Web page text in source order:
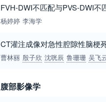
FVH-DWI不匹配与PVS-DWI
杨婷婷 李海学
CT灌注成像对急性腔隙性脑梗
曹林丽 殷子欣 沈咣辰 鲁珊珊 吴飞
腹部影像学